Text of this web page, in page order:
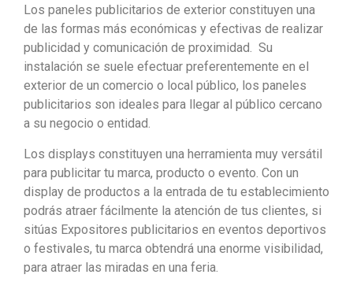
Los paneles publicitarios de exterior constituyen una
de las formas más económicas y efectivas de realizar
publicidad y comunicación de proximidad. Su
instalación se suele efectuar preferentemente en el
exterior de un comercio o local público, los paneles
publicitarios son ideales para llegar al público cercano
a su negocio o entidad.
Los displays constituyen una herramienta muy versátil
para publicitar tu marca, producto o evento. Con un
display de productos a la entrada de tu establecimiento
podrás atraer fácilmente la atención de tus clientes, si
sitúas Expositores publicitarios en eventos deportivos
o festivales, tu marca obtendrá una enorme visibilidad,
para atraer las miradas en una feria.